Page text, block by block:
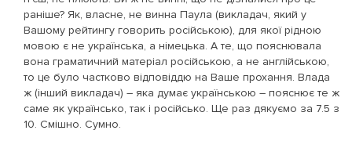
раніше? Як, власне, не винна Паула (викладач, який у
Вашому рейтингу говорить російською), для якої рідною
мовою є не українська, а німецька. А те, що пояснювала
вона граматичний матеріал російською, а не англійською,
то це було частково відповіддю на Ваше прохання. Влада
ж (інший викладач) – яка думає українською – пояснює те ж
саме як українсько, так і російсько. Ще раз дякуємо за 7.5 з
10. Смішно. Сумно.